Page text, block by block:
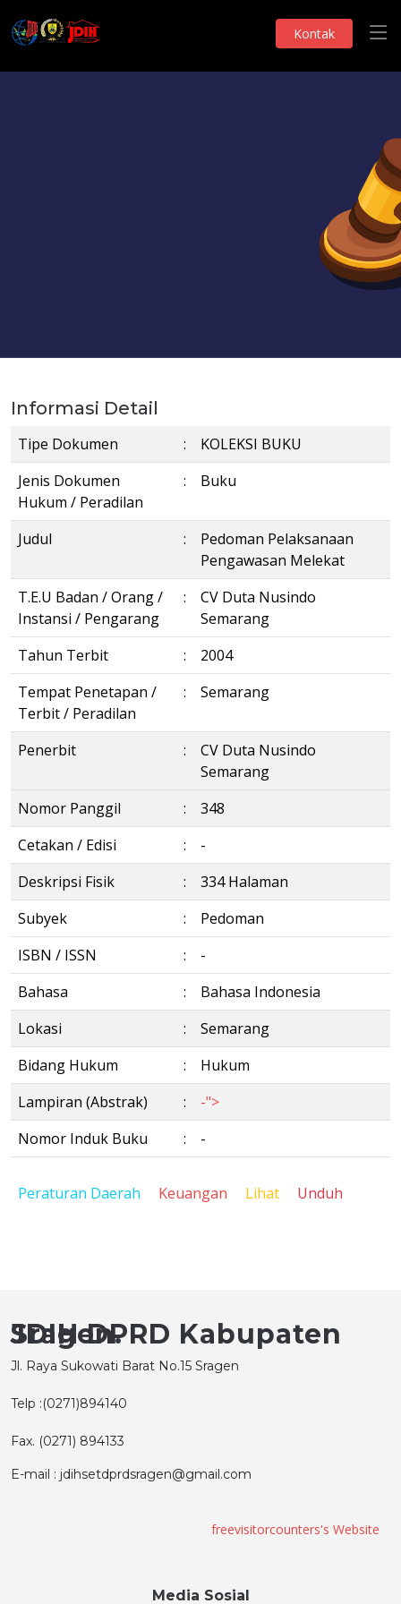
Kontak
Informasi Detail
Tipe Dokumen :
KOLEKSI BUKU
Jenis Dokumen
Hukum / Peradilan
: Buku
Judul :
Pedoman Pelaksanaan
Pengawasan Melekat
T.E.U Badan / Orang /
Instansi / Pengarang
:
CV Duta Nusindo
Semarang
Tahun Terbit
:
2004
Tempat Penetapan /
Terbit / Peradilan
: Semarang
Penerbit :
CV Duta Nusindo
Semarang
Nomor Panggil
:
348
Cetakan / Edisi
:
-
Deskripsi Fisik
:
334 Halaman
Subyek
:
Pedoman
ISBN / ISSN
:
-
Bahasa
:
Bahasa Indonesia
Lokasi
:
Semarang
Bidang Hukum
:
Hukum
Lampiran (Abstrak)
:
-">
Nomor Induk Buku
: -
Peraturan Daerah Keuangan Lihat Unduh
JDIH DPRD Kabupaten Sragen.
Jl. Raya Sukowati Barat No.15 Sragen
Telp :(0271)894140
Fax. (0271) 894133
E-mail : jdihsetdprdsragen@gmail.com
freevisitorcounters's Website
Media Sosial